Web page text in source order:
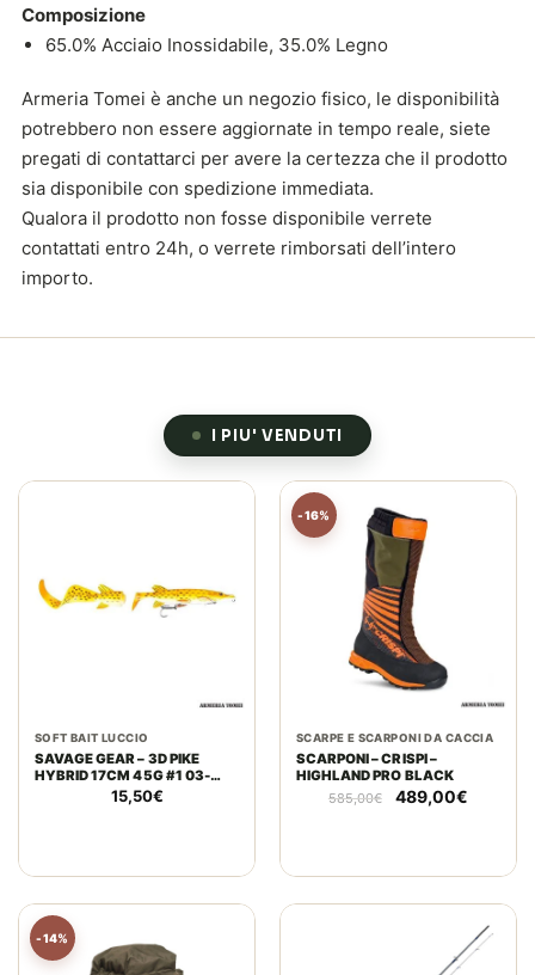
Composizione
65.0% Acciaio Inossidabile, 35.0% Legno
Armeria Tomei è anche un negozio fisico, le disponibilità
potrebbero non essere aggiornate in tempo reale, siete
pregati di contattarci per avere la certezza che il prodotto
sia disponibile con spedizione immediata.
Qualora il prodotto non fosse disponibile verrete
contattati entro 24h, o verrete rimborsati dell’intero
importo.
I PIU' VENDUTI
SOFT BAIT LUCCIO
SAVAGE GEAR – 3D PIKE
HYBRID 17CM 45G #1 03-
ALBINO PIKE15,50€
-16%
SCARPE E SCARPONI DA CACCIA
SCARPONI – CRISPI –
HIGHLAND PRO BLACK
585,00€
Il
prezzo
489,00€
-14%